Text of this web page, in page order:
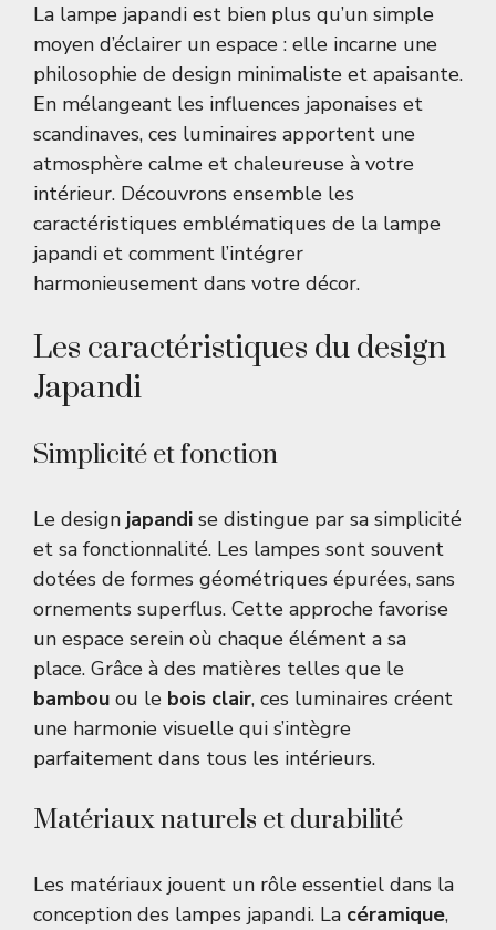
La lampe japandi est bien plus qu’un simple
moyen d’éclairer un espace : elle incarne une
philosophie de design minimaliste et apaisante.
En mélangeant les influences japonaises et
scandinaves, ces luminaires apportent une
atmosphère calme et chaleureuse à votre
intérieur. Découvrons ensemble les
caractéristiques emblématiques de la lampe
japandi et comment l’intégrer
harmonieusement dans votre décor.
Les caractéristiques du design
Japandi
Simplicité et fonction
Le design japandi se distingue par sa simplicité
et sa fonctionnalité. Les lampes sont souvent
dotées de formes géométriques épurées, sans
ornements superflus. Cette approche favorise
un espace serein où chaque élément a sa
place. Grâce à des matières telles que le
bambou ou le bois clair, ces luminaires créent
une harmonie visuelle qui s’intègre
parfaitement dans tous les intérieurs.
Matériaux naturels et durabilité
Les matériaux jouent un rôle essentiel dans la
conception des lampes japandi. La céramique,